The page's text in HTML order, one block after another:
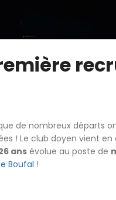
de nombreux départs
! Le club doyen vient
ans évolue au poste de
Boufal !